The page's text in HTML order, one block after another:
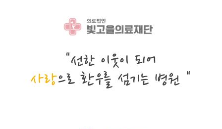
"선한 이웃이 되어
사랑으로 환우를 섬기는 병원 "